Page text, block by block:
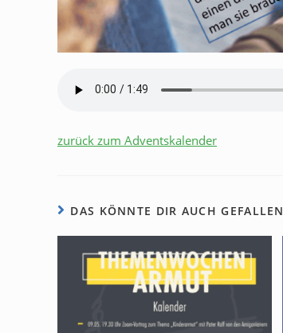
zurück zum Adventskalender
DAS KÖNNTE DIR AUCH GEFALLEN